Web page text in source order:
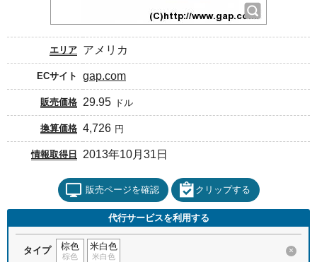
エリア アメリカ
ECサイト gap.com
販売価格 29.95 ドル
換算価格 4,726 円
情報取得日 2013年10月31日
販売ページを確認 クリップする
代行サービスを利用する
タイプ 棕色
棕色
米白色
米白色
×